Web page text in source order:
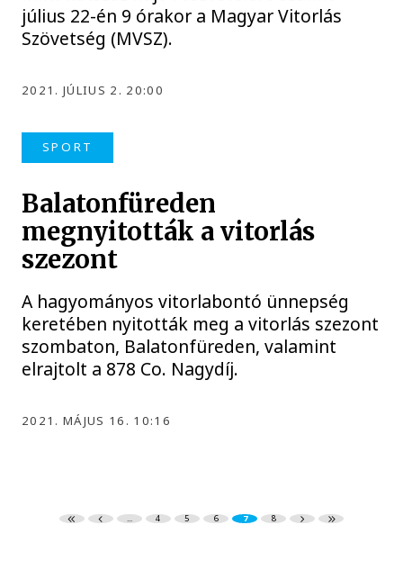
július 22-én 9 órakor a Magyar Vitorlás
Szövetség (MVSZ).
2021. JÚLIUS 2. 20:00
SPORT
Balatonfüreden
megnyitották a vitorlás
szezont
A hagyományos vitorlabontó ünnepség
keretében nyitották meg a vitorlás szezont
szombaton, Balatonfüreden, valamint
elrajtolt a 878 Co. Nagydíj.
2021. MÁJUS 16. 10:16
... 4 5 6 7 8